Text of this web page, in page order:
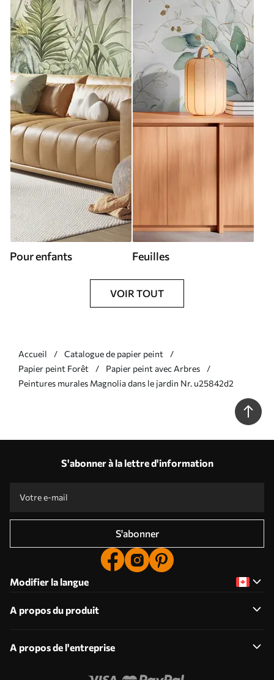
Pour enfants Feuilles
VOIR TOUT
Accueil
Catalogue de papier peint
Papier peint Forêt
Papier peint avec Arbres
Peintures murales Magnolia dans le jardin Nr. u25842d2
S'abonner à la lettre d'information
S'abonner
Modifier la langue
A propos du produit
A propos de l'entreprise